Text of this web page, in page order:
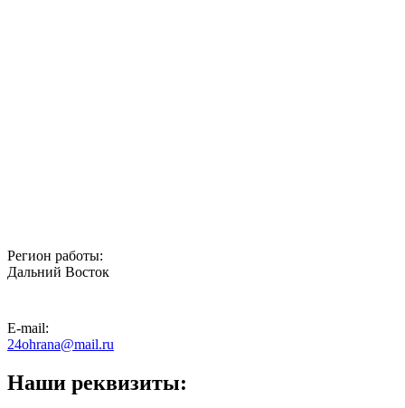
Регион работы:
Дальний Восток
E-mail:
24ohrana@mail.ru
Наши реквизиты: